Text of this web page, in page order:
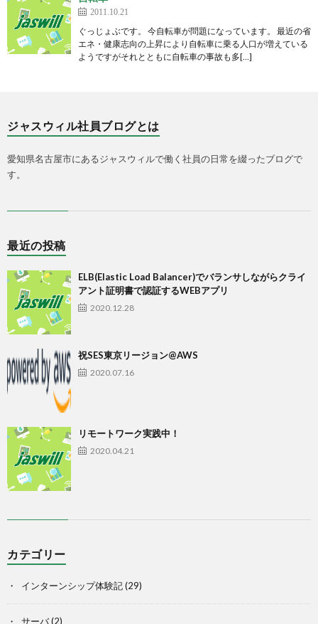
2011.10.21
ぐっじょぶです。 今自転車が問題になっています。 最近の省
エネ・健康志向の上昇により自転車に乗る人口が増えている
ようですがそれとともに自転車の事故も多[…]
ジャスウィル社員ブログとは
愛知県名古屋市にあるジャスウィルで働く社員の日常を綴ったブログで
す。
最近の投稿
ELB(Elastic Load Balancer)でバランサしながらクライ
アント証明書で認証するWEBアプリ
2020.12.28
祝SES東京リージョン@AWS
2020.07.16
リモートワーク実践中！
2020.04.21
カテゴリー
インターンシップ体験記(29)
サーバ(2)